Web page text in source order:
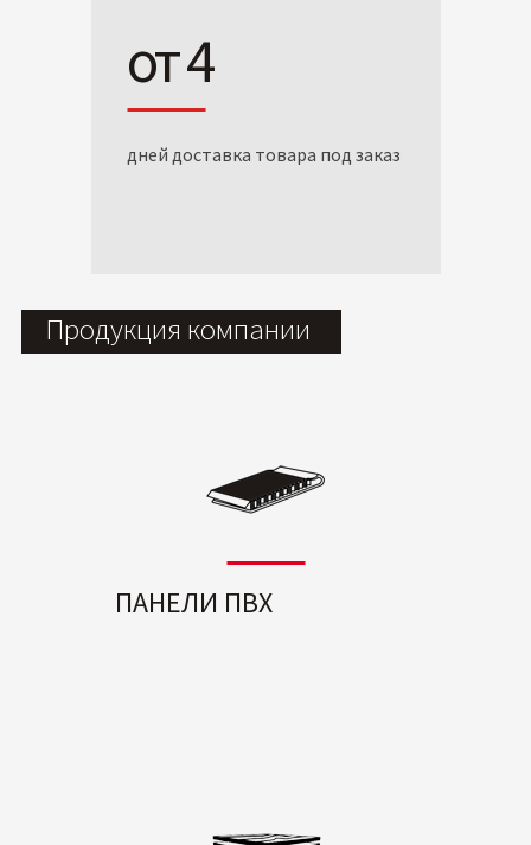
от 4
дней доставка товара под заказ
Продукция компании
ПАНЕЛИ ПВХ